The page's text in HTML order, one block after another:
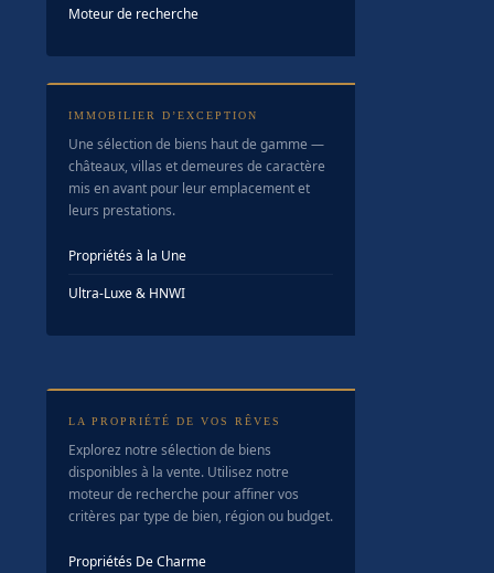
Moteur de recherche
IMMOBILIER D’EXCEPTION
Une sélection de biens haut de gamme —
châteaux, villas et demeures de caractère
mis en avant pour leur emplacement et
leurs prestations.
Propriétés à la Une
Ultra-Luxe & HNWI
LA PROPRIÉTÉ DE VOS RÊVES
Explorez notre sélection de biens
disponibles à la vente. Utilisez notre
moteur de recherche pour affiner vos
critères par type de bien, région ou budget.
Propriétés De Charme